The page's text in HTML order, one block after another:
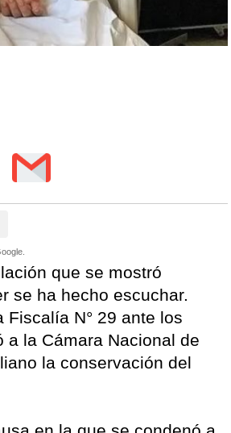
que se mostró
se ha hecho escuchar.
N° 29 ante los
a la Cámara Nacional de
la conservación del